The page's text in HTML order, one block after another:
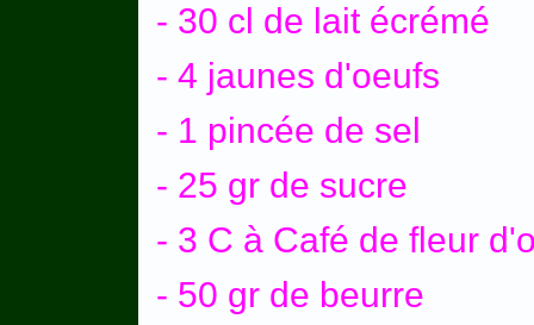
- 30 cl de lait écrémé
- 4 jaunes d'oeufs
- 1 pincée de sel
- 25 gr de sucre
- 3 C à Café de fleur
- 50 gr de beurre